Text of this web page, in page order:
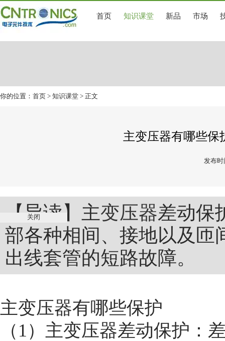
首页 知识课堂 新品 市场
你的位置： 首页 > 知识课堂 > 正文
主变压器有哪些保
发布时
【导读】主变压器差动保
部各种相间、接地以及匝
出线套管的短路故障。
主变压器有哪些保护
（1）主变压器差动保护：
关闭